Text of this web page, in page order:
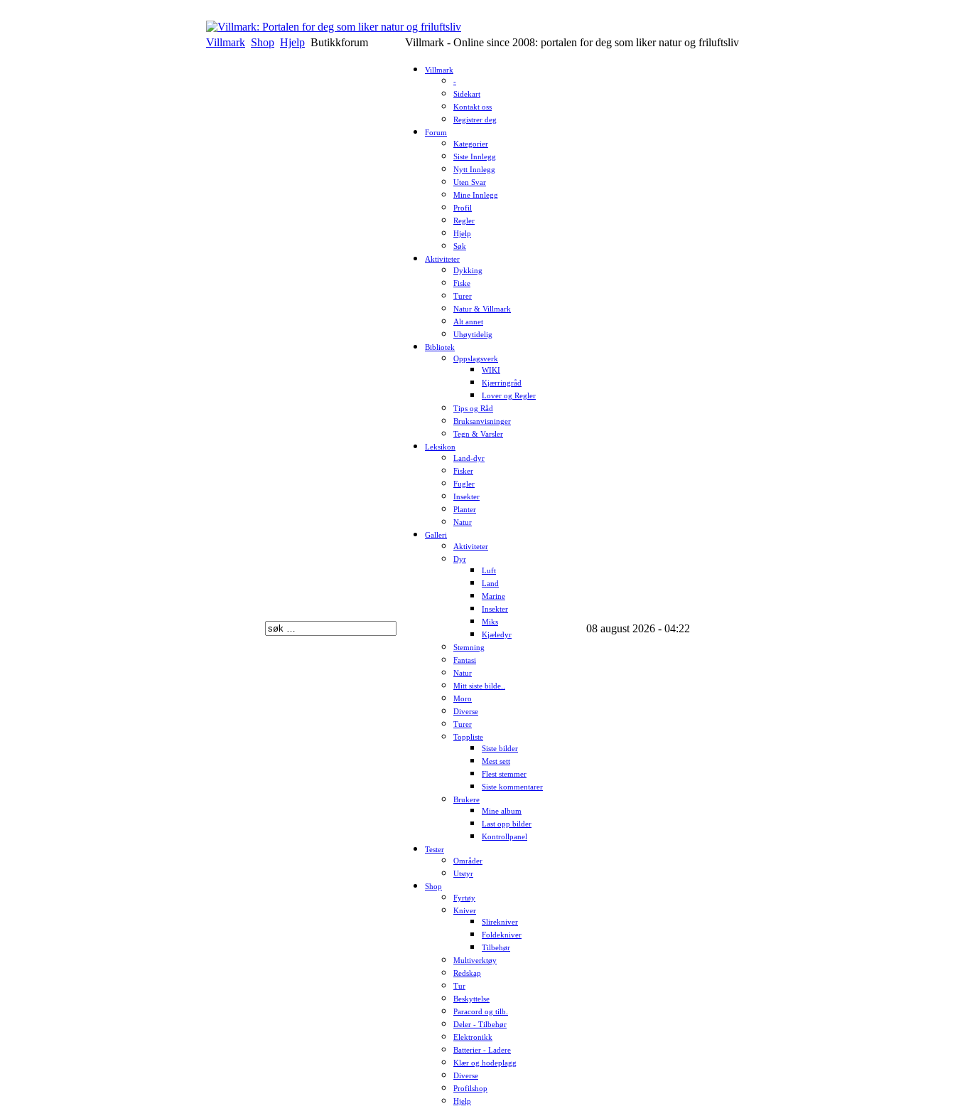
Villmark Shop Hjelp Butikkforum Villmark - Online since 2008: portalen for deg som liker natur og friluftsliv
Villmark
-
Sidekart
Kontakt oss
Registrer deg
Forum
Kategorier
Siste Innlegg
Nytt Innlegg
Uten Svar
Mine Innlegg
Profil
Regler
Hjelp
Søk
Aktiviteter
Dykking
Fiske
Turer
Natur & Villmark
Alt annet
Uhøytidelig
Bibliotek
Oppslagsverk
WIKI
Kjærringråd
Lover og Regler
Tips og Råd
Bruksanvisninger
Tegn & Varsler
Leksikon
Land-dyr
Fisker
Fugler
Insekter
Planter
Natur
Galleri
Aktiviteter
Dyr
Luft
Land
Marine
Insekter
Miks
Kjæledyr
Stemning
Fantasi
Natur
Mitt siste bilde..
Moro
Diverse
Turer
Toppliste
Siste bilder
Mest sett
Flest stemmer
Siste kommentarer
Brukere
Mine album
Last opp bilder
Kontrollpanel
Tester
Områder
Utstyr
Shop
Fyrtøy
Kniver
Slirekniver
Foldekniver
Tilbehør
Multiverktøy
Redskap
Tur
Beskyttelse
Paracord og tilb.
Deler - Tilbehør
Elektronikk
Batterier - Ladere
Klær og hodeplagg
Diverse
Profilshop
Hjelp
08 august 2026 - 04:22